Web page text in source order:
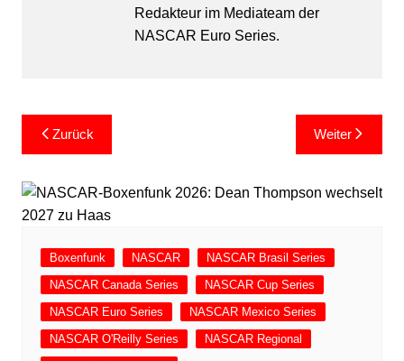
Redakteur im Mediateam der
NASCAR Euro Series.
Beitragsnavigation
Zurück Weiter
Boxenfunk NASCAR
NASCAR Brasil Series
NASCAR Canada Series
NASCAR Cup Series
NASCAR Euro Series
NASCAR Mexico Series
NASCAR O'Reilly Series
NASCAR Regional